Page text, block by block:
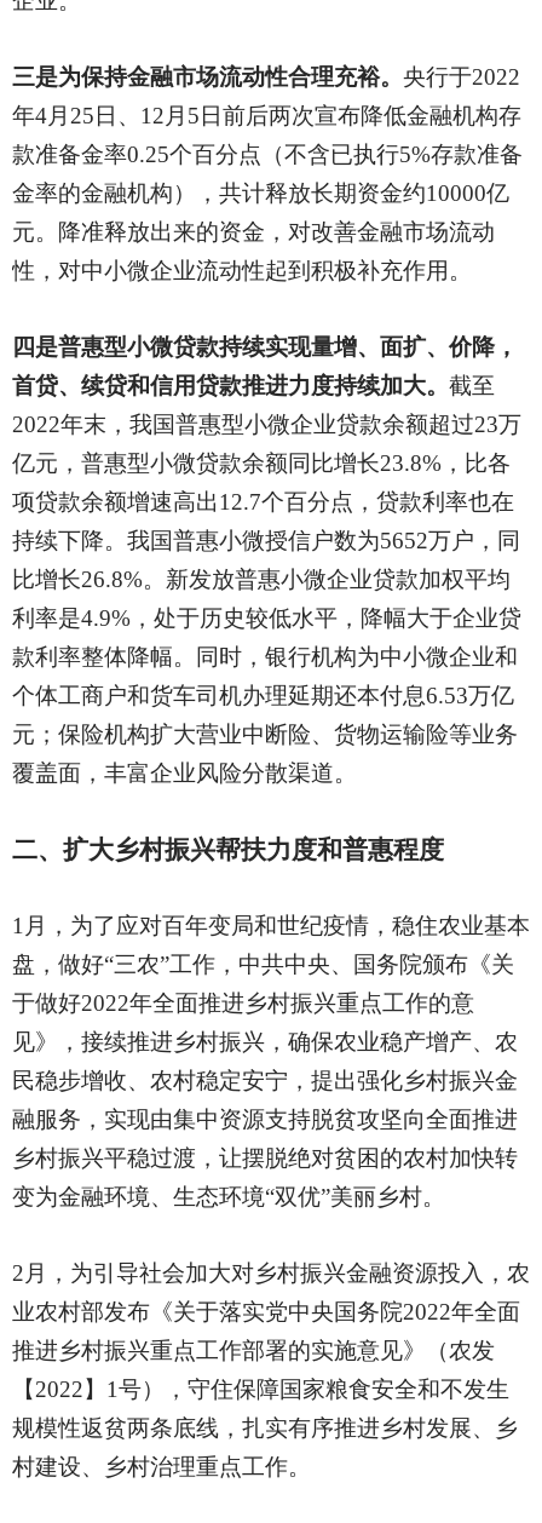
三是为保持金融市场流动性合理充裕。 央行于2022
年4月25日、12月5日前后两次宣布降低金融机构存
款准备金率0.25个百分点（不含已执行5%存款准备
金率的金融机构），共计释放长期资金约10000亿
元。降准释放出来的资金，对改善金融市场流动
性，对中小微企业流动性起到积极补充作用。
四是普惠型小微贷款持续实现量增、面扩、价降，
首贷、续贷和信用贷款推进力度持续加大。 截至
2022年末，我国普惠型小微企业贷款余额超过23万
亿元，普惠型小微贷款余额同比增长23.8%，比各
项贷款余额增速高出12.7个百分点，贷款利率也在
持续下降。我国普惠小微授信户数为5652万户，同
比增长26.8%。新发放普惠小微企业贷款加权平均
利率是4.9%，处于历史较低水平，降幅大于企业贷
款利率整体降幅。同时，银行机构为中小微企业和
个体工商户和货车司机办理延期还本付息6.53万亿
元；保险机构扩大营业中断险、货物运输险等业务
覆盖面，丰富企业风险分散渠道。
二、扩大乡村振兴帮扶力度和普惠程度
1月，为了应对百年变局和世纪疫情，稳住农业基本
盘，做好“三农”工作，中共中央、国务院颁布《关
于做好2022年全面推进乡村振兴重点工作的意
见》，接续推进乡村振兴，确保农业稳产增产、农
民稳步增收、农村稳定安宁，提出强化乡村振兴金
融服务，实现由集中资源支持脱贫攻坚向全面推进
乡村振兴平稳过渡，让摆脱绝对贫困的农村加快转
变为金融环境、生态环境“双优”美丽乡村。
2月，为引导社会加大对乡村振兴金融资源投入，农
业农村部发布《关于落实党中央国务院2022年全面
推进乡村振兴重点工作部署的实施意见》（农发
【2022】1号），守住保障国家粮食安全和不发生
规模性返贫两条底线，扎实有序推进乡村发展、乡
村建设、乡村治理重点工作。